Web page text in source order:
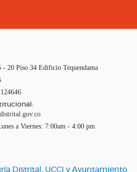
- 20 Piso 34 Edificio Tequendama
a Viernes: 7:00am - 4:00 pm